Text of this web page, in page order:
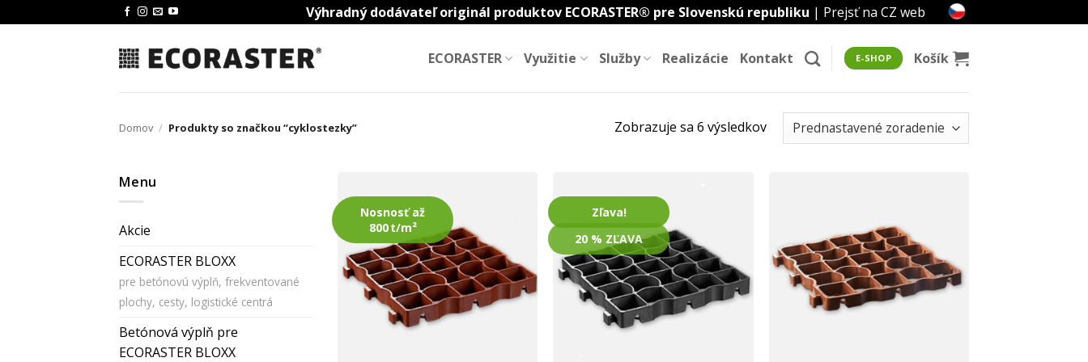
to
Výhradný dodávateľ originál produktov ECORASTER® pre Slovenskú republiku | Prejsť na CZ web
ECORASTER Využitie Služby Realizácie Kontakt E-SHOP Košík
Domov / Produkty so značkou “cyklostezky” Zobrazuje sa 6 výsledkov
Menu
Akcie
ECORASTER BLOXX
pre betónovú výplň, frekventované
plochy, cesty, logistické centrá
Betónová výplň pre
ECORASTER BLOXX
Nosnosť až
800 t/m²
Zľava!
20 % ZĽAVA